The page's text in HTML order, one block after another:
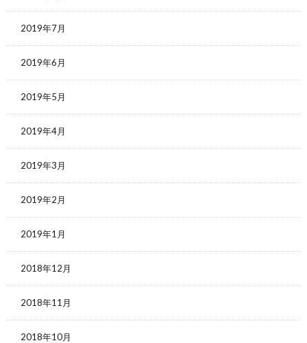
2019年7月
2019年6月
2019年5月
2019年4月
2019年3月
2019年2月
2019年1月
2018年12月
2018年11月
2018年10月